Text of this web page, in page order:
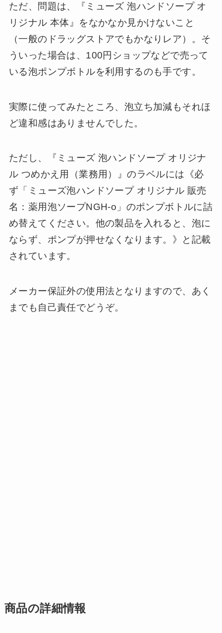
ただ、問題は、『ミューズ 泡ハンドソープ オ
リジナル 本体』をなかなか見かけないこと
（一般のドラッグストアでもかなりレア）。そ
ういった場合は、100円ショップなどで売って
いる泡ポンプボトルを利用するのも手です。
実際に使ってみたところ、泡立ち加減もそれほ
ど違和感はありませんでした。
ただし、『ミューズ 泡ハンドソープ オリジナ
ル つめかえ用（業務用）』のラベルには《必
ず「ミューズ泡ハンドソープ オリジナル 販売
名：薬用泡ソープNGH-o」のポンプボトルに詰
め替えてください。他の製品を入れると、泡に
ならず、ポンプが押せなくなります。》と記載
されています。
メーカー保証外の使用法となりますので、あく
までも自己責任でどうぞ。
商品の詳細情報